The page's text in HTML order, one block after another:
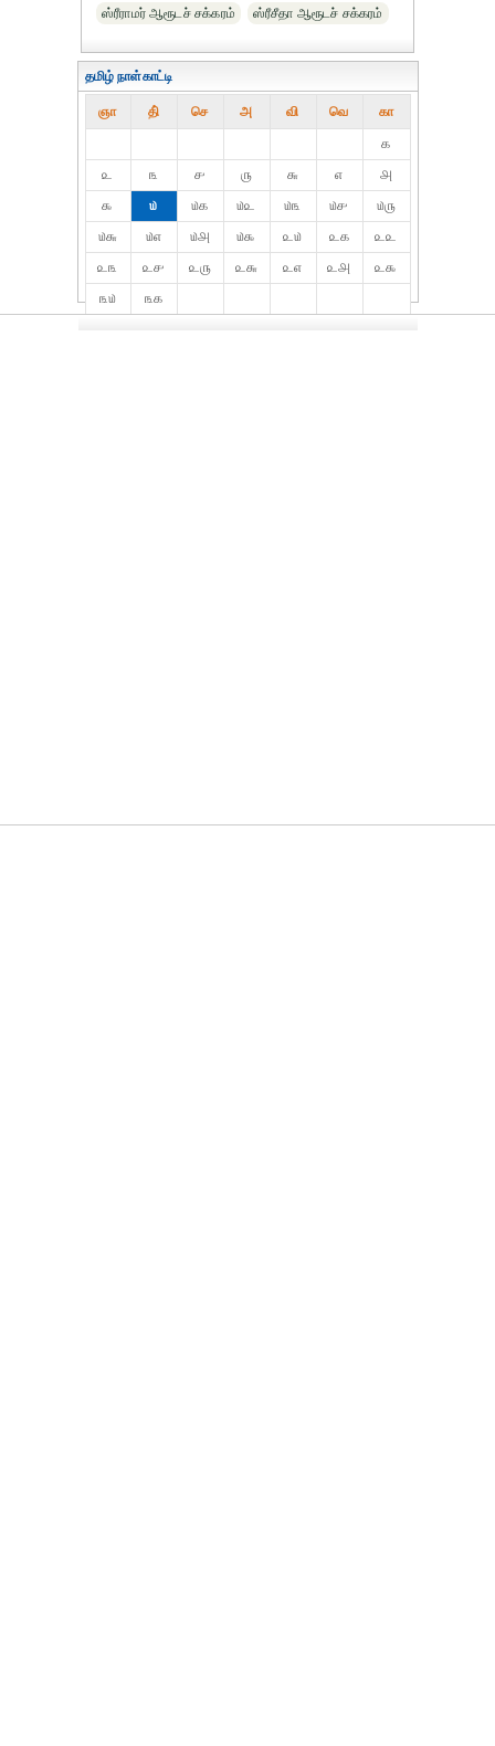
ஸ்ரீராமர் ஆரூடச் சக்கரம்
ஸ்ரீசீதா ஆரூடச் சக்கரம்
தமிழ் நாள்காட்டி
ஞா தி் செ அ வி வெ கா
௧
௨
௩ ௪ ௫ ௬ ௭
௮
௯
௰ ௰௧ ௰௨ ௰௩ ௰௪
௰௫
௰௬
௰௭ ௰௮ ௰௯ ௨௰ ௨௧
௨௨
௨௩
௨௪ ௨௫ ௨௬ ௨௭ ௨௮
௨௯
௩௰
௩௧